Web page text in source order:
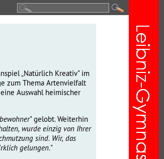
„Natürlich Kreativ" im
zum Thema Artenvielfalt
Auswahl heimischer
" gelobt. Weiterhin
wurde einzig von Ihrer
sind. Wir, das
gelungen."